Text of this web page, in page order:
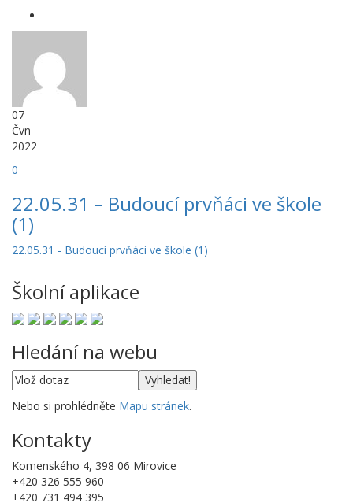
07
Čvn
2022
0
22.05.31 – Budoucí prvňáci ve škole
(1)
22.05.31 - Budoucí prvňáci ve škole (1)
Školní aplikace
Hledání na webu
Nebo si prohlédněte Mapu stránek.
Kontakty
Komenského 4, 398 06 Mirovice
+420 326 555 960
+420 731 494 395